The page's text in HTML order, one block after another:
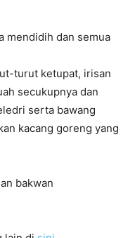
mendidih dan semua
turut ketupat, irisan
secukupnya dan
serta bawang
kacang goreng yang
bakwan